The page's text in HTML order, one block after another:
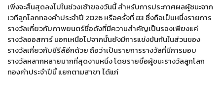
เพิ่งจะสิ้นสุดลงไปในช่วงเช้าของวันนี้ สำหรับการประกาศผลผู้ชนะจาก
เวทีลูกโลกทองคำประจำปี 2026 หรือครั้งที่ 83 ซึ่งถือเป็นหนึ่งรายการ
รางวัลเกี่ยวกับภาพยนตร์ชื่อดังที่มีความสำคัญเป็นรองเพียงแค่
รางวัลออสการ์ นอกเหนือไปจากนั้นยังมีการแข่งขันกันในส่วนของ
รางวัลเกี่ยวกับซีรีส์อีกด้วย ถือว่าเป็นรายการรางวัลที่มีการมอบ
รางวัลหลากหลายมากที่สุดงานหนึ่ง โดยรายชื่อผู้ชนะรางวัลลูกโลก
ทองคำประจำปีนี้ แยกตามสาขา ได้แก่